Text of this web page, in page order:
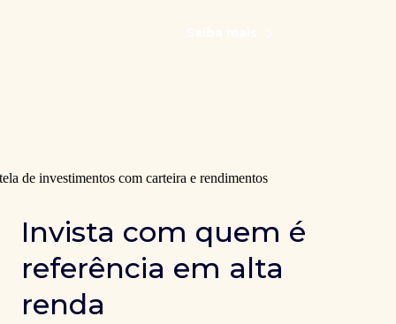
Invista com quem é
referência em alta
renda